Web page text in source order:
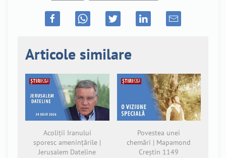
Articole similare
Acoliții Iranului
sporesc amenințările |
Jerusalem Dateline
Povestea unei
chemări | Mapamond
Creștin 1149